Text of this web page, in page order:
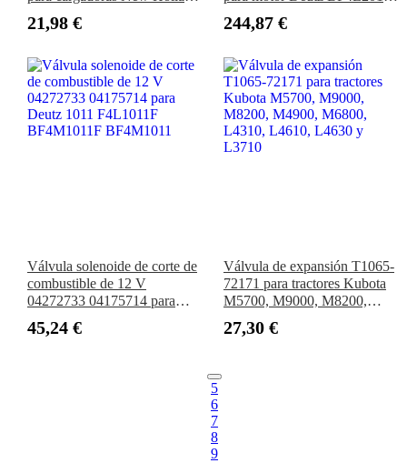
L565 LX865
21,98 €
Minicargadora 5640 6640
244,87 €
Válvula solenoide de corte de
combustible de 12 V
04272733 04175714 para
BF4M1011F BF4M1011
45,24 €
Válvula de expansión T1065-
72171 para tractores Kubota
M5700, M9000, M8200,
L4610, L4630 y L3710
27,30 €
5
6
7
8
9